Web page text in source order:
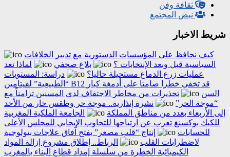
ثقافة وفن
نبض المجتمع
شريط الاخبار
كيف نحافظ على المؤسسات الدستورية مع تدبير الخلافات
السياسية قبل وبعد الإنتخابات ؟
بلاغ صحفي
لماذا تعد
عمليات زرع الدماغ مستحيلة حاليا؟
دراسة: المستويات
“الطبيعية” لفيتامين B12 قد تخفي خطرا صامتا على أدمغة كبار
السن
تحذيرات من مخاطر الاجتفاف لدى المسنين تزامناً مع
“موجة الحر”
نشرة إنذارية.. موجة حر وطقس حار من الأحد
إلى الأربعاء بعدد من مناطق المملكة
الجامعة الملكية المغربية
للكيك بوكسنغ تعرب عن ارتياحها للتجاوب الإيجابي للمجلس الأعلى
للحسابات
إنتاج “قلب مصغر” يفتح آفاق علاجات بيولوجية
لاضطرابات القلب
الرباط.. إطلاق مشروع إزالة المواد
الكيميائية الخطرة من سلسلة إمداد قطاع البناء بالمغرب